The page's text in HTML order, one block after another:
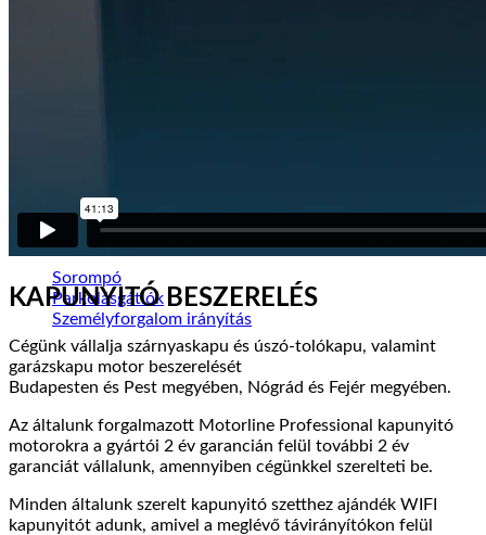
SOROMPÓ ÉS FORGALOMGÁTLÓ
Sorompó
Parkolásgátlók
Személyforgalom irányítás
KAPUNYITÓ BESZERELÉS
Cégünk vállalja szárnyaskapu és úszó-tolókapu, valamint
garázskapu motor beszerelését
Budapesten és Pest megyében, Nógrád és Fejér megyében.
Az általunk forgalmazott Motorline Professional kapunyitó
motorokra a gyártói 2 év garancián felül további 2 év
garanciát vállalunk, amennyiben cégünkkel szerelteti be.
Minden általunk szerelt kapunyitó szetthez ajándék WIFI
kapunyitót adunk, amivel a meglévő távirányítókon felül